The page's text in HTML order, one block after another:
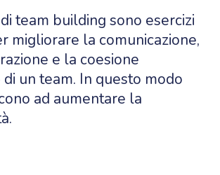
team building sono esercizi
migliorare la comunicazione,
e la coesione
un team. In questo modo
ad aumentare la